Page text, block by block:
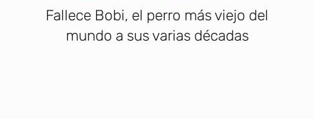
Fallece Bobi, el perro más viejo del
mundo a sus varias décadas